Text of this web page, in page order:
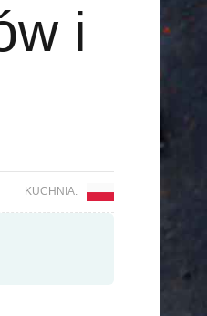
i
KUCHNIA: